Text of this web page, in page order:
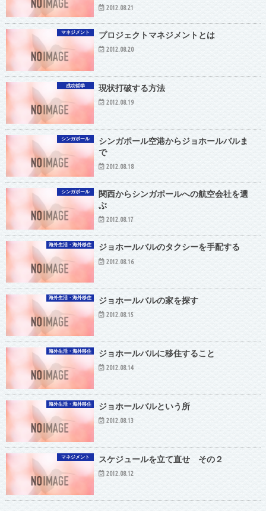
2012.08.21
マネジメント プロジェクトマネジメントとは
2012.08.20
成功哲学 現状打破する方法
2012.08.19
シンガポール
シンガポール空港からジョホールバルま
で
2012.08.18
シンガポール
関西からシンガポールへの航空会社を選
ぶ
2012.08.17
海外生活・海外移住 ジョホールバルのタクシーを手配する
2012.08.16
海外生活・海外移住 ジョホールバルの家を探す
2012.08.15
海外生活・海外移住 ジョホールバルに移住すること
2012.08.14
海外生活・海外移住 ジョホールバルという所
2012.08.13
マネジメント スケジュールを立て直せ その２
2012.08.12